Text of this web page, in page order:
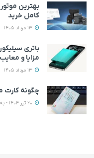
بهترین
کامل خرید
باتری
مزایا و معایب
چگونه کارت